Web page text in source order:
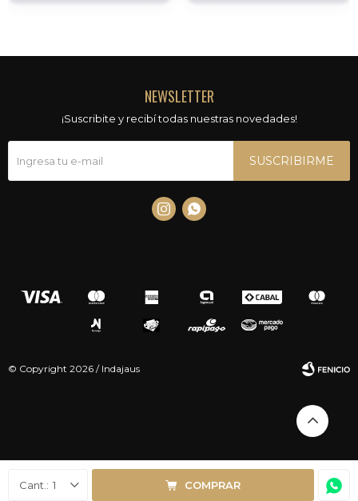
1 COMPRAR
NEWSLETTER
¡Suscribite y recibí todas nuestras novedades!
SUSCRIBIRME
 
© Copyright 2026 / Indajaus
Fenicio